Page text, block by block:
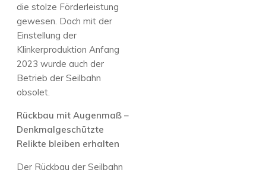
die stolze Förderleistung
gewesen. Doch mit der
Einstellung der
Klinkerproduktion Anfang
2023 wurde auch der
Betrieb der Seilbahn
obsolet.
Rückbau mit Augenmaß –
Denkmalgeschützte
Relikte bleiben erhalten
Der Rückbau der Seilbahn